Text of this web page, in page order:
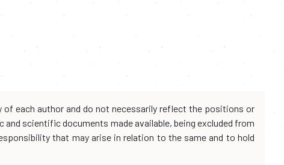
each author and do not necessarily reflect the positions or
scientific documents made available, being excluded from
that may arise in relation to the same and to hold